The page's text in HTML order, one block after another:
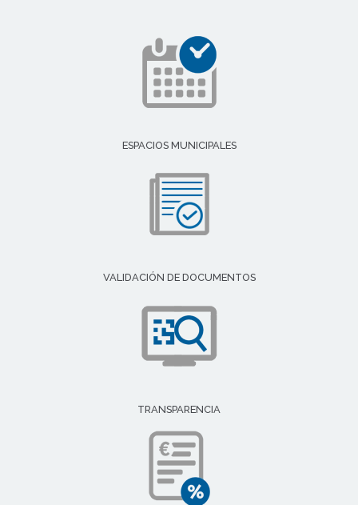
ESPACIOS MUNICIPALES
VALIDACIÓN DE DOCUMENTOS
TRANSPARENCIA